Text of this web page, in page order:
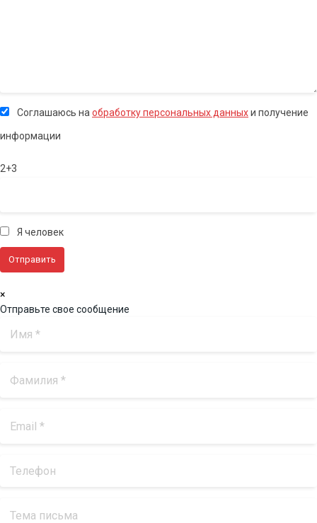
Соглашаюсь наобработку персональных данныхи получение
информации
2+3
Я человек
×
Отправьте свое сообщение